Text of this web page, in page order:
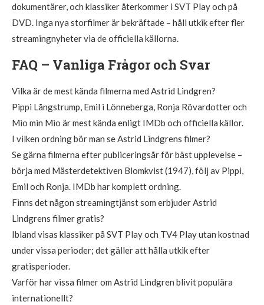
dokumentärer, och klassiker återkommer i SVT Play och på
DVD. Inga nya storfilmer är bekräftade – håll utkik efter fler
streamingnyheter via de officiella källorna.
FAQ – Vanliga Frågor och Svar
Vilka är de mest kända filmerna med Astrid Lindgren?
Pippi Långstrump, Emil i Lönneberga, Ronja Rövardotter och
Mio min Mio är mest kända enligt IMDb och officiella källor.
I vilken ordning bör man se Astrid Lindgrens filmer?
Se gärna filmerna efter publiceringsår för bäst upplevelse –
börja med Mästerdetektiven Blomkvist (1947), följ av Pippi,
Emil och Ronja. IMDb har komplett ordning.
Finns det någon streamingtjänst som erbjuder Astrid
Lindgrens filmer gratis?
Ibland visas klassiker på SVT Play och TV4 Play utan kostnad
under vissa perioder; det gäller att hålla utkik efter
gratisperioder.
Varför har vissa filmer om Astrid Lindgren blivit populära
internationellt?